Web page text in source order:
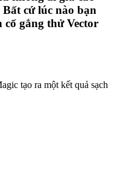
cứ lúc nào bạn
cố gắng thử Vector